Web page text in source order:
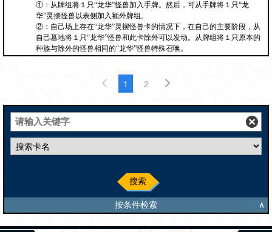
①：从牌组将１只“龙华”怪兽加入手牌。然后，可从手牌将１只“龙
华”灵摆怪兽以表侧加入额外牌组。
②：自己场上存在“龙华”灵摆怪兽卡的情况下，在自己的主要阶段，从
自己墓地将１只“龙华”怪兽和此卡除外可以发动。从牌组将１只原本的
种族与除外的怪兽相同的“龙华”怪兽特殊召唤。
1 2
搜索
按条件检索 ∧